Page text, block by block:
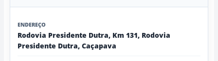
ENDEREÇO
Rodovia Presidente Dutra, Km 131, Rodovia
Presidente Dutra, Caçapava